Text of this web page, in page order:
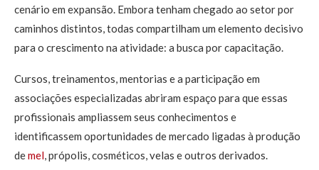
cenário em expansão. Embora tenham chegado ao setor por
caminhos distintos, todas compartilham um elemento decisivo
para o crescimento na atividade: a busca por capacitação.
Cursos, treinamentos, mentorias e a participação em
associações especializadas abriram espaço para que essas
profissionais ampliassem seus conhecimentos e
identificassem oportunidades de mercado ligadas à produção
demel, própolis, cosméticos, velas e outros derivados.